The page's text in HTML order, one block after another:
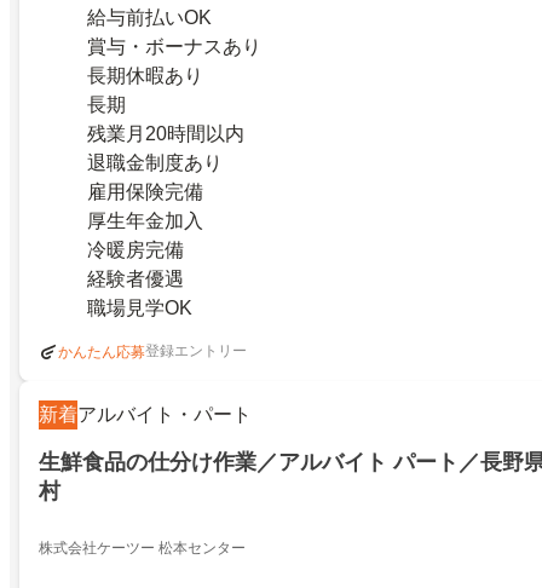
給与前払いOK
賞与・ボーナスあり
長期休暇あり
長期
残業月20時間以内
退職金制度あり
雇用保険完備
厚生年金加入
冷暖房完備
経験者優遇
職場見学OK
かんたん応募登録エントリー
新着アルバイト・パート
生鮮食品の仕分け作業／アルバイト パート／長野
村
株式会社ケーツー 松本センター